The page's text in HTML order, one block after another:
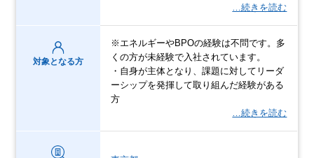
…続きを読む
対象となる方
※エネルギーやBPOの経験は不問です。多
くの方が未経験で入社されています。
・自身が主体となり、課題に対してリーダ
ーシップを発揮して取り組んだ経験がある
方
…続きを読む